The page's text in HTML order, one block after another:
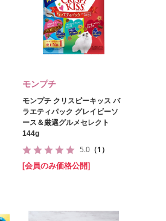
モンプチ
モンプチ クリスピーキッス バ
ラエティパック グレイビーソ
ース＆厳選グルメセレクト
144g
5.0 （1）
[会員のみ価格公開]